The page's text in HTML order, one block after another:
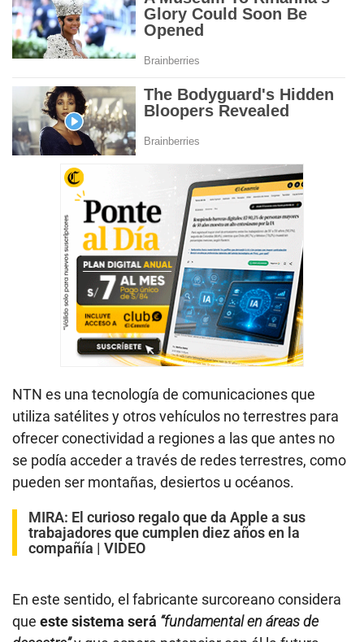
NTN es una tecnología de comunicaciones que
utiliza satélites y otros vehículos no terrestres para
ofrecer conectividad a regiones a las que antes no
se podía acceder a través de redes terrestres, como
pueden ser montañas, desiertos u océanos.
MIRA: El curioso regalo que da Apple a sus
trabajadores que cumplen diez años en la
compañía | VIDEO
En este sentido, el fabricante surcoreano considera
que este sistema será “fundamental en áreas de